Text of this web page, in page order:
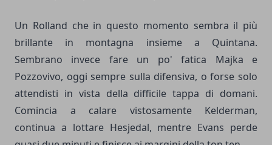
Un Rolland che in questo momento sembra il più
brillante in montagna insieme a Quintana.
Sembrano invece fare un po' fatica Majka e
Pozzovivo, oggi sempre sulla difensiva, o forse solo
attendisti in vista della difficile tappa di domani.
Comincia a calare vistosamente Kelderman,
continua a lottare Hesjedal, mentre Evans perde